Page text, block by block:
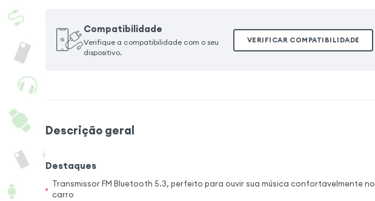
Compatibilidade
Verifique a compatibilidade com o seu
dispositivo.
VERIFICAR COMPATIBILIDADE
Descrição geral
Destaques
Transmissor FM Bluetooth 5.3, perfeito para ouvir sua música confortavelmente no
carro